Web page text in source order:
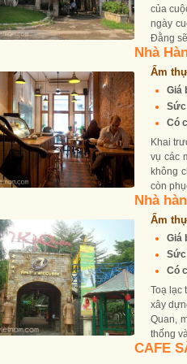
của
ngày
Đằng
Nhà
Ẩm
Giá
Sức
Có
Khai
vụ các
không
còn
Nhà
Ẩm
Giá
Sức
Có
Toạ lạc
xây
Quan,
thống
CAFE